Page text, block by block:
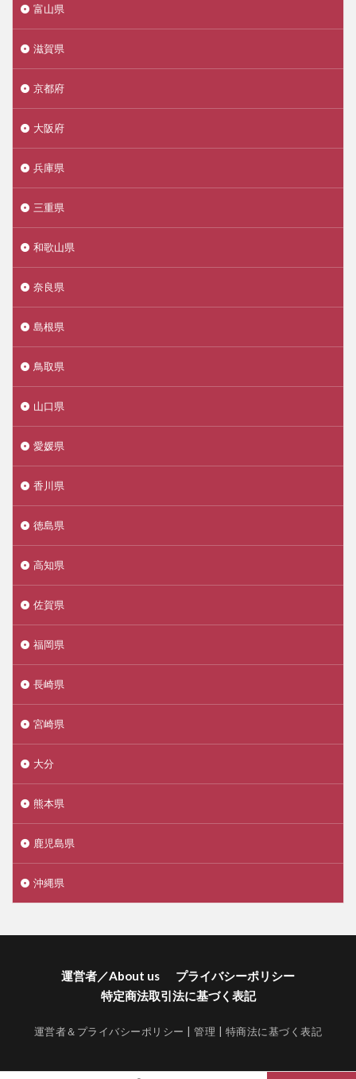
富山県
滋賀県
京都府
大阪府
兵庫県
三重県
和歌山県
奈良県
島根県
鳥取県
山口県
愛媛県
香川県
徳島県
高知県
佐賀県
福岡県
長崎県
宮崎県
大分
熊本県
鹿児島県
沖縄県
運営者／About us
プライバシーポリシー
特定商法取引法に基づく表記
運営者＆プライバシーポリシー |管理 特商法に基づく表記